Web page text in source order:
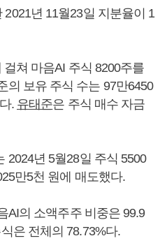
2021년 11월23일 지분율이 1
걸쳐 마음AI 주식 8200주를
의 보유 주식 수는 97만6450
. 유태준은 주식 매수 자금
2024년 5월28일 주식 5500
만5천 원에 매도했다.
AI의 소액주주 비중은 99.9
은 전체의 78.73%다.